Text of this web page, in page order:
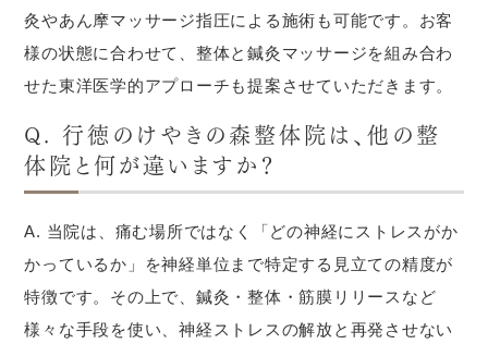
灸やあん摩マッサージ指圧による施術も可能です。お客
様の状態に合わせて、整体と鍼灸マッサージを組み合わ
せた東洋医学的アプローチも提案させていただきます。
Q. 行徳のけやきの森整体院は、他の整
体院と何が違いますか？
A. 当院は、痛む場所ではなく「どの神経にストレスがか
かっているか」を神経単位まで特定する見立ての精度が
特徴です。その上で、鍼灸・整体・筋膜リリースなど
様々な手段を使い、神経ストレスの解放と再発させない